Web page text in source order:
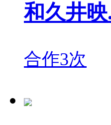
和久井映
合作3次